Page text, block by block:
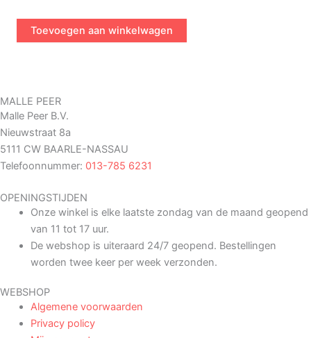
Toevoegen aan winkelwagen
MALLE PEER
Malle Peer B.V.
Nieuwstraat 8a
5111 CW BAARLE-NASSAU
Telefoonnummer: 013-785 6231
OPENINGSTIJDEN
Onze winkel is elke laatste zondag van de maand geopend
van 11 tot 17 uur.
De webshop is uiteraard 24/7 geopend. Bestellingen
worden twee keer per week verzonden.
WEBSHOP
Algemene voorwaarden
Privacy policy